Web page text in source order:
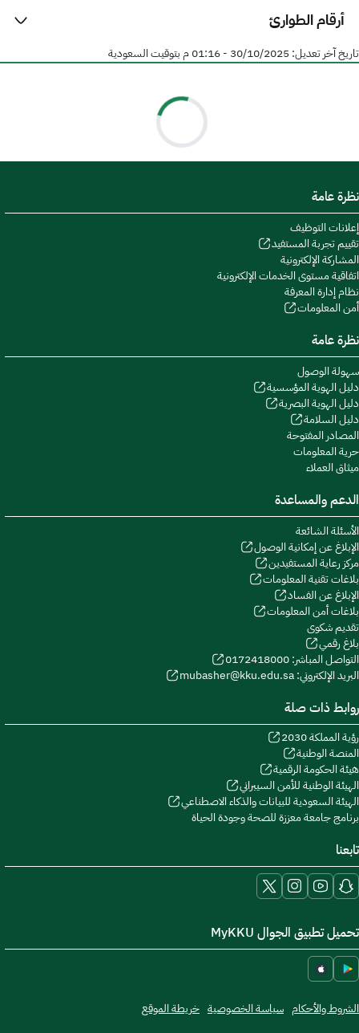
أرقام الطوارئ
تاريخ آخر تعديل:30/10/2025 - 01:16 م بتوقيت السعودية
نظرة عامة
إعلانات التوظيف
تقييم تجربة المستفيد
المشاركة الإلكترونية
اتفاقية مستوى الخدمات الإلكترونية
نظام إدارة المعرفة
أمن المعلومات
نظرة عامة
سهولة الوصول
دليل الهوية المؤسسية
دليل الهوية البصرية
دليل السلامة
المصادر المفتوحة
حرية المعلومات
ميثاق العملاء
الدعم والمساعدة
الأسئلة الشائعة
الإبلاغ عن إمكانية الوصول
مركز رعاية المستفيدين
بلاغات تقنية المعلومات
الإبلاغ عن الفساد
بلاغات أمن المعلومات
تقديم شكوى
بلاغ رقمي
التواصل المباشر: 0172418000
البريد الإلكتروني: mubasher@kku.edu.sa
روابط ذات صلة
رؤية المملكة 2030
المنصة الوطنية
هيئة الحكومة الرقمية
الهيئة الوطنية للأمن السيبراني
الهيئة السعودية للبيانات والذكاء الاصطناعي
برنامج جامعة معززة للصحة وجودة الحياة
تابعنا
تحميل تطبيق الجوال MyKKU
الشروط والأحكام سياسة الخصوصية خريطة الموقع